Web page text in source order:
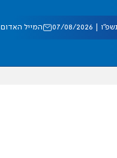
08/2026 המייל האדום